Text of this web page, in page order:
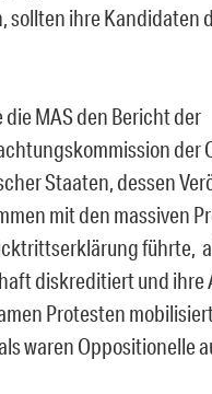
sollten ihre Kandidaten
MASden Berichtder
der
Staaten,dessen
mit den massiven
führte,
diskreditiert und ihre
Protesten
waren Oppositionelle